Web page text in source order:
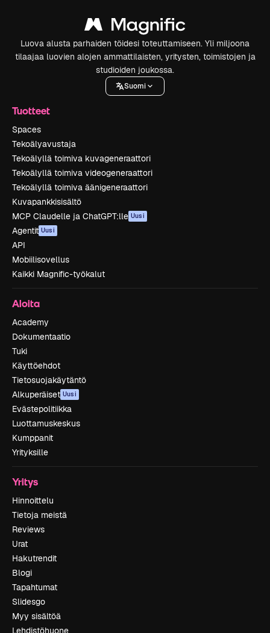
Luova alusta parhaiden töidesi toteuttamiseen. Yli miljoona
tilaajaa luovien alojen ammattilaisten, yritysten, toimistojen ja
studioiden joukossa.
Suomi
Tuotteet
Spaces
Tekoälyavustaja
Tekoälyllä toimiva kuvageneraattori
Tekoälyllä toimiva videogeneraattori
Tekoälyllä toimiva äänigeneraattori
Kuvapankkisisältö
MCP Claudelle ja ChatGPT:lle Uusi
Agentit Uusi
API
Mobiilisovellus
Kaikki Magnific-työkalut
Aloita
Academy
Dokumentaatio
Tuki
Käyttöehdot
Tietosuojakäytäntö
Alkuperäiset Uusi
Evästepolitiikka
Luottamuskeskus
Kumppanit
Yrityksille
Yritys
Hinnoittelu
Tietoja meistä
Reviews
Urat
Hakutrendit
Blogi
Tapahtumat
Slidesgo
Myy sisältöä
Lehdistöhuone